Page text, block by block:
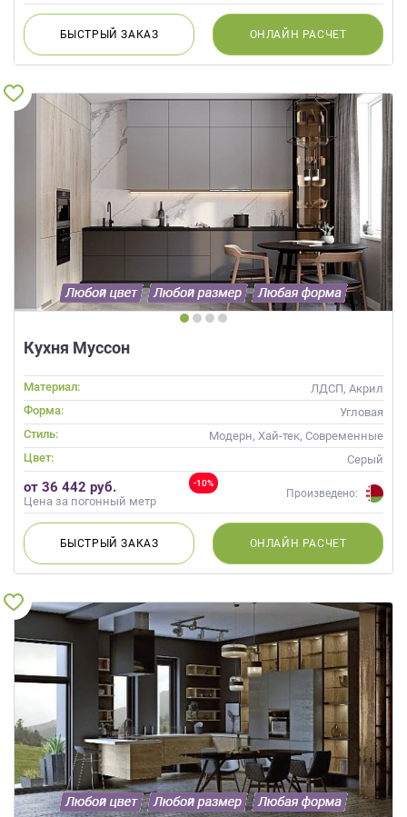
БЫСТРЫЙЗАКАЗ ОНЛАЙН РАСЧЕТ
Кухня Муссон
Материал:
ЛДСП, Акрил
Форма:
Угловая
Стиль:
Модерн, Хай-тек, Современные
Цвет:
Серый
-10%
от 36 442 руб.
Цена за погонный метр
Произведено:
БЫСТРЫЙЗАКАЗ ОНЛАЙН РАСЧЕТ